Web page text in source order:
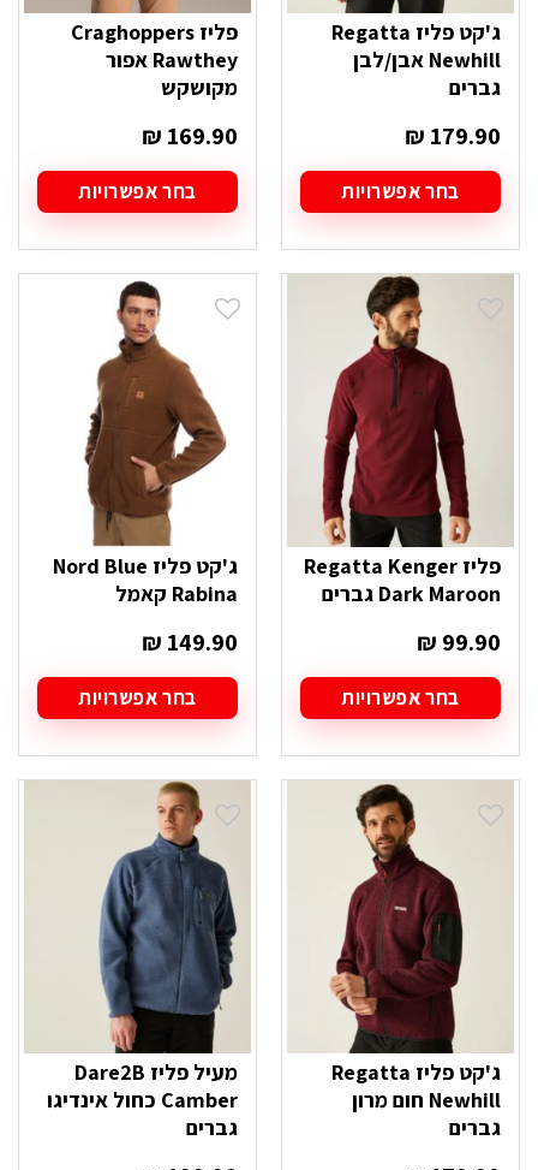
ג'קט פליז Regatta
Newhill אבן/לבן
גברים
₪ 179.90
בחר אפשרויות
זה
יש
סוגים.
האפשרויות
בעמוד
המוצר
פליז Craghoppers
Rawthey אפור
מקושקש
₪ 169.90
בחר אפשרויות
זה
יש
סוגים.
האפשרויות
בעמוד
המוצר
פליז Regatta Kenger
Dark Maroon גברים
₪ 99.90
בחר אפשרויות
זה
יש
סוגים.
האפשרויות
בעמוד
המוצר
ג'קט פליז Nord Blue
Rabina קאמל
₪ 149.90
בחר אפשרויות
זה
יש
מספר
סוגים.
לבחור
את
האפשרויות
בעמוד
המוצר
ג'קט פליז Regatta
Newhill חום מרון
גברים
מעיל פליז Dare2B
Camber כחול אינדיגו
גברים